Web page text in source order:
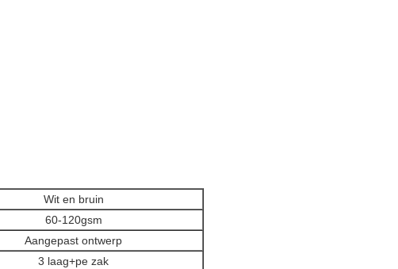
Wit en bruin
60-120gsm
Aangepast ontwerp
3 laag+pe zak